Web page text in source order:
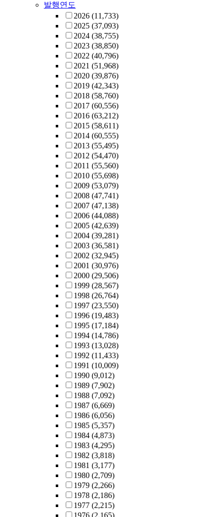
발행연도
2026 (11,733)
2025 (37,093)
2024 (38,755)
2023 (38,850)
2022 (40,796)
2021 (51,968)
2020 (39,876)
2019 (42,343)
2018 (58,760)
2017 (60,556)
2016 (63,212)
2015 (58,611)
2014 (60,555)
2013 (55,495)
2012 (54,470)
2011 (55,560)
2010 (55,698)
2009 (53,079)
2008 (47,741)
2007 (47,138)
2006 (44,088)
2005 (42,639)
2004 (39,281)
2003 (36,581)
2002 (32,945)
2001 (30,976)
2000 (29,506)
1999 (28,567)
1998 (26,764)
1997 (23,550)
1996 (19,483)
1995 (17,184)
1994 (14,786)
1993 (13,028)
1992 (11,433)
1991 (10,009)
1990 (9,012)
1989 (7,902)
1988 (7,092)
1987 (6,669)
1986 (6,056)
1985 (5,357)
1984 (4,873)
1983 (4,295)
1982 (3,818)
1981 (3,177)
1980 (2,709)
1979 (2,266)
1978 (2,186)
1977 (2,215)
1976 (2,165)